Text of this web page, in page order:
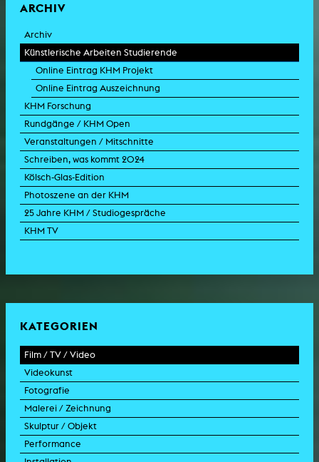
ARCHIV
Archiv
Künstlerische Arbeiten Studierende
Online Eintrag KHM Projekt
Online Eintrag Auszeichnung
KHM Forschung
Rundgänge / KHM Open
Veranstaltungen / Mitschnitte
Schreiben, was kommt 2024
Kölsch-Glas-Edition
Photoszene an der KHM
25 Jahre KHM / Studiogespräche
KHM TV
KATEGORIEN
Film / TV / Video
Spielfilm
Dokumentarfilm
Doku-Drama
Animation
Experimentalfilm
Videokunst
Experimentalfilm
Videoarbeit
Videoperformance
Videoinstallation
Fotografie
Fotoarbeit
Dokumentarfotografie
Fotoinstallation
Malerei / Zeichnung
Malerei
Zeichnung
Skulptur / Objekt
Skulptur
Performance